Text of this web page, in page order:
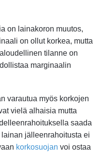
on lainakoron muutos,
on ollut korkea, mutta
tilanne on
marginaalin
varautua myös korkojen
vielä alhaisia mutta
saada
jälleenrahoitusta ei
korkosuojan voi ostaa